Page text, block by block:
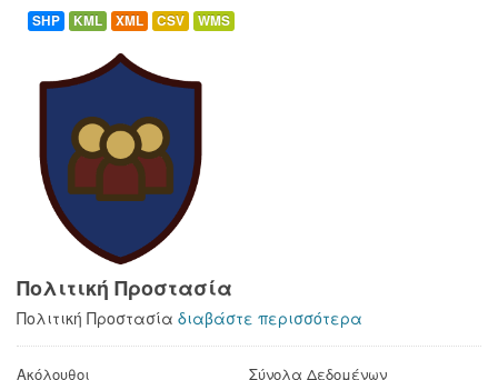
SHP KML XML CSV WMS
Πολιτική Προστασία
Πολιτική Προστασία διαβάστε περισσότερα
Ακόλουθοι Σύνολα Δεδομένων